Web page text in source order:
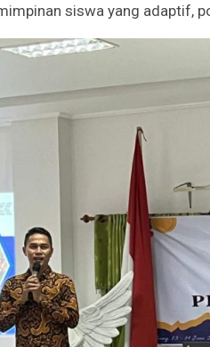
siswa yang adaptif,